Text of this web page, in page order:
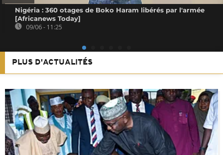
Nigéria : 360 otages de Boko Haram libérés par l'armée
[Africanews Today]
09/06 - 11:25
PLUS D'ACTUALITÉS